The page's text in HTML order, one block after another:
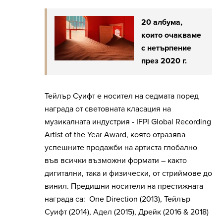
20 албума,
които очакваме
с нетърпение
през 2020 г.
Тейлър Суифт е носител на седмата поред
награда от световната класация на
музикалната индустрия - IFPI Global Recording
Artist of the Year Award, която отразява
успешните продажби на артиста глобално
във всички възможни формати – както
дигитални, така и физически, от стриймове до
винил. Предишни носители на престижната
награда са: One Direction (2013), Тейлър
Суифт (2014), Aдeл (2015), Дрейк (2016 & 2018)